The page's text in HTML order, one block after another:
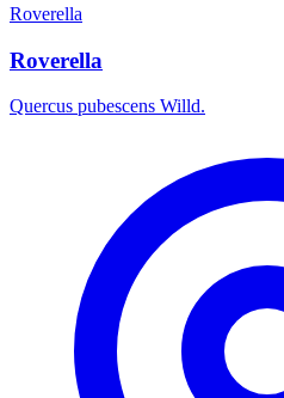
Roverella
Roverella
Quercus pubescens Willd.